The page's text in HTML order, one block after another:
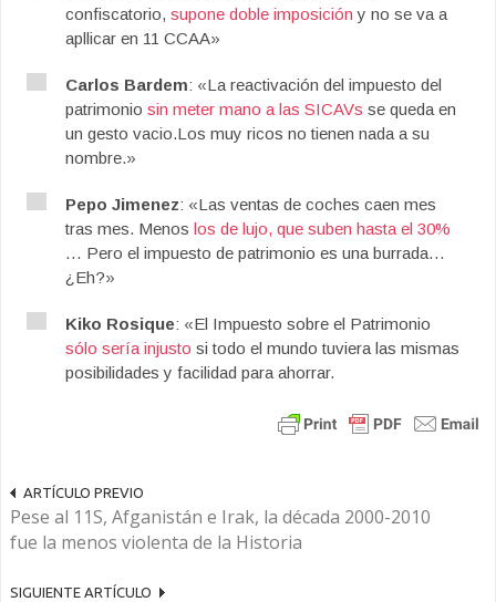
confiscatorio, supone doble imposición y no se va a
apllicar en 11 CCAA»
Carlos Bardem: «La reactivación del impuesto del
patrimonio sin meter mano a las SICAVs se queda en
un gesto vacio.Los muy ricos no tienen nada a su
nombre.»
Pepo Jimenez: «Las ventas de coches caen mes
tras mes. Menos los de lujo, que suben hasta el 30%
… Pero el impuesto de patrimonio es una burrada…
¿Eh?»
Kiko Rosique: «El Impuesto sobre el Patrimonio
sólo sería injusto si todo el mundo tuviera las mismas
posibilidades y facilidad para ahorrar.
ARTÍCULO PREVIO
Pese al 11S, Afganistán e Irak, la década 2000-2010
fue la menos violenta de la Historia
SIGUIENTE ARTÍCULO